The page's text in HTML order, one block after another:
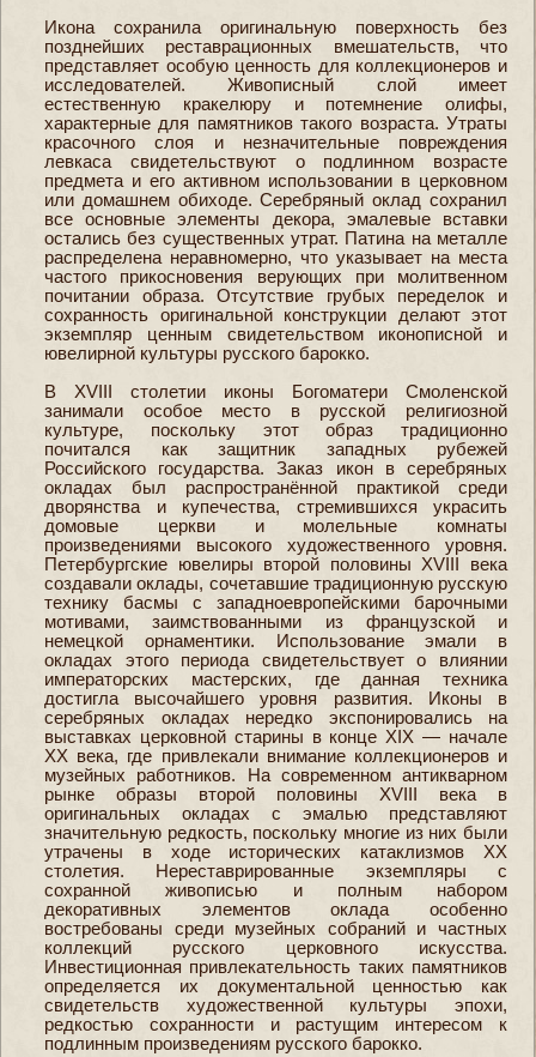
Икона сохранила оригинальную поверхность без
позднейших реставрационных вмешательств, что
представляет особую ценность для коллекционеров и
исследователей. Живописный слой имеет
естественную кракелюру и потемнение олифы,
характерные для памятников такого возраста. Утраты
красочного слоя и незначительные повреждения
левкаса свидетельствуют о подлинном возрасте
предмета и его активном использовании в церковном
или домашнем обиходе. Серебряный оклад сохранил
все основные элементы декора, эмалевые вставки
остались без существенных утрат. Патина на металле
распределена неравномерно, что указывает на места
частого прикосновения верующих при молитвенном
почитании образа. Отсутствие грубых переделок и
сохранность оригинальной конструкции делают этот
экземпляр ценным свидетельством иконописной и
ювелирной культуры русского барокко.
В XVIII столетии иконы Богоматери Смоленской
занимали особое место в русской религиозной
культуре, поскольку этот образ традиционно
почитался как защитник западных рубежей
Российского государства. Заказ икон в серебряных
окладах был распространённой практикой среди
дворянства и купечества, стремившихся украсить
домовые церкви и молельные комнаты
произведениями высокого художественного уровня.
Петербургские ювелиры второй половины XVIII века
создавали оклады, сочетавшие традиционную русскую
технику басмы с западноевропейскими барочными
мотивами, заимствованными из французской и
немецкой орнаментики. Использование эмали в
окладах этого периода свидетельствует о влиянии
императорских мастерских, где данная техника
достигла высочайшего уровня развития. Иконы в
серебряных окладах нередко экспонировались на
выставках церковной старины в конце XIX — начале
XX века, где привлекали внимание коллекционеров и
музейных работников. На современном антикварном
рынке образы второй половины XVIII века в
оригинальных окладах с эмалью представляют
значительную редкость, поскольку многие из них были
утрачены в ходе исторических катаклизмов XX
столетия. Нереставрированные экземпляры с
сохранной живописью и полным набором
декоративных элементов оклада особенно
востребованы среди музейных собраний и частных
коллекций русского церковного искусства.
Инвестиционная привлекательность таких памятников
определяется их документальной ценностью как
свидетельств художественной культуры эпохи,
редкостью сохранности и растущим интересом к
подлинным произведениям русского барокко.